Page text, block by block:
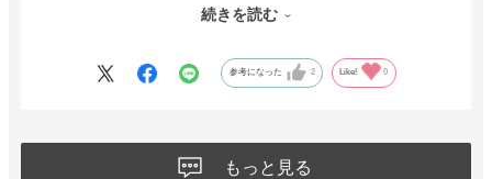
座ってみると背もたれも高く、首の辺りから背もたれを伸ばした
続きを読む
参考になった 2 Like! 0
もっと見る